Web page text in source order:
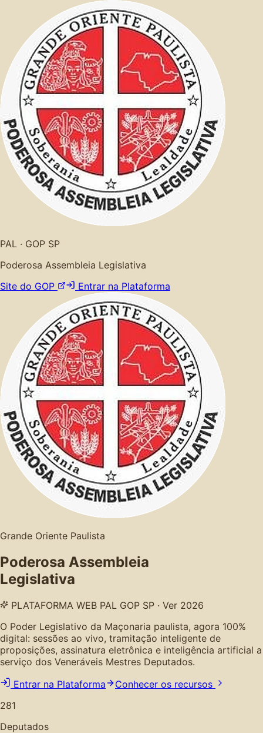
PAL · GOP SP
Poderosa Assembleia Legislativa
Site do GOP
Entrar na Plataforma
Grande Oriente Paulista
Poderosa Assembleia
Legislativa
PLATAFORMA WEB PAL GOP SP · Ver 2026
O Poder Legislativo da Maçonaria paulista, agora 100%
digital: sessões ao vivo, tramitação inteligente de
proposições, assinatura eletrônica e inteligência artificial a
serviço dos Veneráveis Mestres Deputados.
Entrar na Plataforma
Conhecer os recursos
281
Deputados